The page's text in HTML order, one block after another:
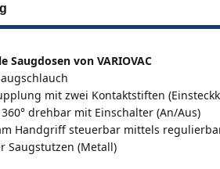
Saugdosen von VARIOVAC
mit zwei Kontaktstiften
drehbar mit Einschalter (An/Aus)
Handgriff steuerbar mittels
Saugstutzen (Metall)